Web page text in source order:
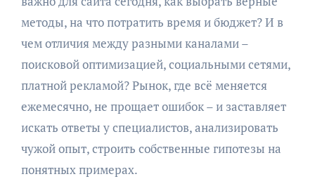
методы, на что потратить время и бюджет? И в
чем отличия между разными каналами –
поисковой оптимизацией, социальными сетями,
платной рекламой? Рынок, где всё меняется
ежемесячно, не прощает ошибок – и заставляет
искать ответы у специалистов, анализировать
чужой опыт, строить собственные гипотезы на
понятных примерах.